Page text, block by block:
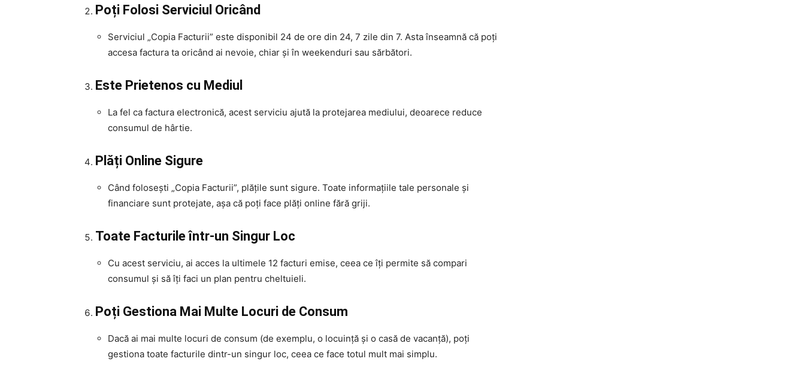
Poți Folosi Serviciul Oricând
Serviciul „Copia Facturii” este disponibil 24 de ore din 24, 7 zile din 7. Asta înseamnă că poți
accesa factura ta oricând ai nevoie, chiar și în weekenduri sau sărbători.
Este Prietenos cu Mediul
La fel ca factura electronică, acest serviciu ajută la protejarea mediului, deoarece reduce
consumul de hârtie.
Plăți Online Sigure
Când folosești „Copia Facturii”, plățile sunt sigure. Toate informațiile tale personale și
financiare sunt protejate, așa că poți face plăți online fără griji.
Toate Facturile într-un Singur Loc
Cu acest serviciu, ai acces la ultimele 12 facturi emise, ceea ce îți permite să compari
consumul și să îți faci un plan pentru cheltuieli.
Poți Gestiona Mai Multe Locuri de Consum
Dacă ai mai multe locuri de consum (de exemplu, o locuință și o casă de vacanță), poți
gestiona toate facturile dintr-un singur loc, ceea ce face totul mult mai simplu.